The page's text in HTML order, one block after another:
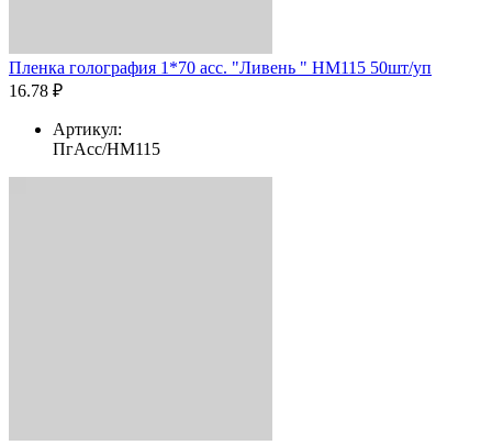
Пленка голография 1*70 асс. "Ливень " HM115 50шт/уп
16.78 ₽
Артикул:
ПгАсс/HM115